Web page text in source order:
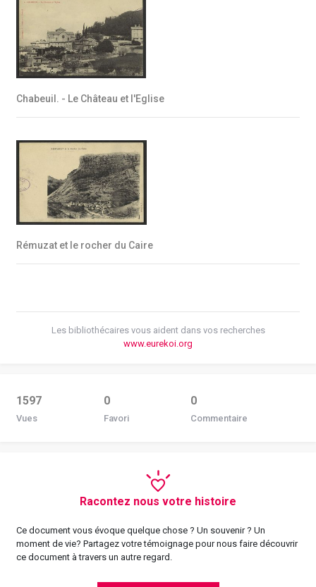
Chabeuil. - Le Château et l'Eglise
Rémuzat et le rocher du Caire
Les bibliothécaires vous aident dans vos recherches
www.eurekoi.org
1597
Vues
0
Favori
0
Commentaire
Racontez nous votre histoire
Ce document vous évoque quelque chose ? Un souvenir ? Un
moment de vie? Partagez votre témoignage pour nous faire découvrir
ce document à travers un autre regard.